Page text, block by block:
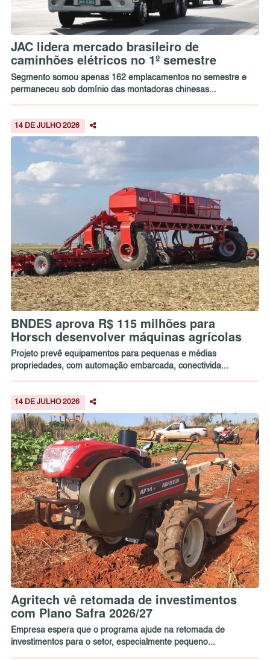
JAC lidera mercado brasileiro de
caminhões elétricos no 1º semestre
Segmento somou apenas 162 emplacamentos no semestre e
permaneceu sob domínio das montadoras chinesas...
14 DE JULHO 2026
BNDES aprova R$ 115 milhões para
Horsch desenvolver máquinas agrícolas
Projeto prevê equipamentos para pequenas e médias
propriedades, com automação embarcada, conectivida...
14 DE JULHO 2026
Agritech vê retomada de investimentos
com Plano Safra 2026/27
Empresa espera que o programa ajude na retomada de
investimentos para o setor, especialmente pequeno...